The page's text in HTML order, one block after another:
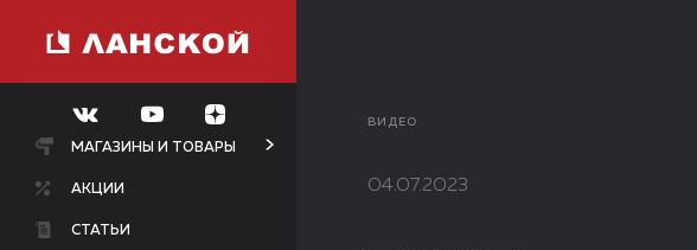
МАГАЗИНЫ И ТОВАРЫ
АКЦИИ
СТАТЬИ
ВИДЕО
04.07.2023